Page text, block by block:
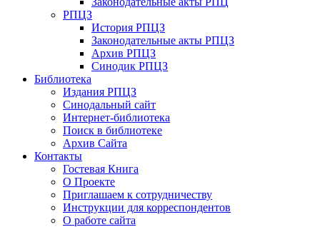
РПЦЗ
История РПЦЗ
Законодательные акты РПЦЗ
Архив РПЦЗ
Синодик РПЦЗ
Библиотека
Издания РПЦЗ
Синодальный сайт
Интернет-библиотека
Поиск в библиотеке
Архив Сайта
Контакты
Гостевая Книга
О Проекте
Приглашаем к сотрудничеству
Инструкции для корреспондентов
О работе сайта